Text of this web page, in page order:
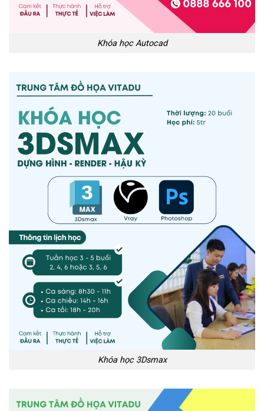
Khóa học Autocad
Khóa học 3Dsmax